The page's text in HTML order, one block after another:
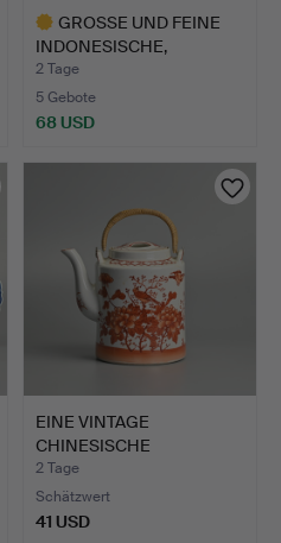
GROSSE UND FEINE
INDONESISCHE,
JAVANISCHE …
2 Tage
5 Gebote
68 USD
EINE VINTAGE
CHINESISCHE
PORZELLANTEEKANNE…
2 Tage
Schätzwert
41 USD